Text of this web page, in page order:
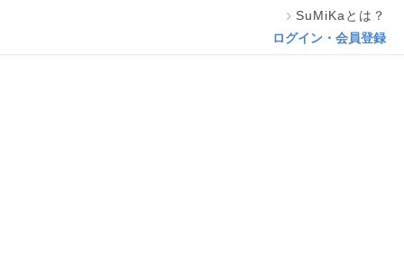
SuMiKaとは？
ログイン・会員登録